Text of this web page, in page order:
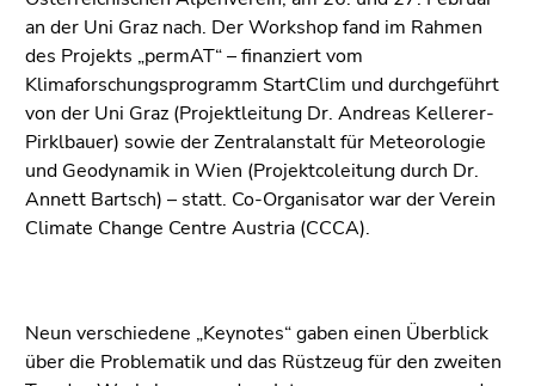
an der Uni Graz nach. Der Workshop fand im Rahmen
des Projekts „permAT“ – finanziert vom
Klimaforschungsprogramm StartClim und durchgeführt
von der Uni Graz (Projektleitung Dr. Andreas Kellerer-
Pirklbauer) sowie der Zentralanstalt für Meteorologie
und Geodynamik in Wien (Projektcoleitung durch Dr.
Annett Bartsch) – statt. Co-Organisator war der Verein
Climate Change Centre Austria (CCCA).
Neun verschiedene „Keynotes“ gaben einen Überblick
über die Problematik und das Rüstzeug für den zweiten